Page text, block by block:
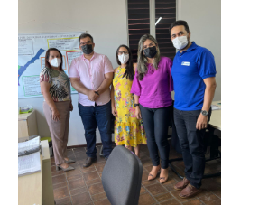
Câmaras Técnicas
Carta de Serviços ao
Governança
Transparência e Prestação
Eleições
Eleições Triênio 2027-